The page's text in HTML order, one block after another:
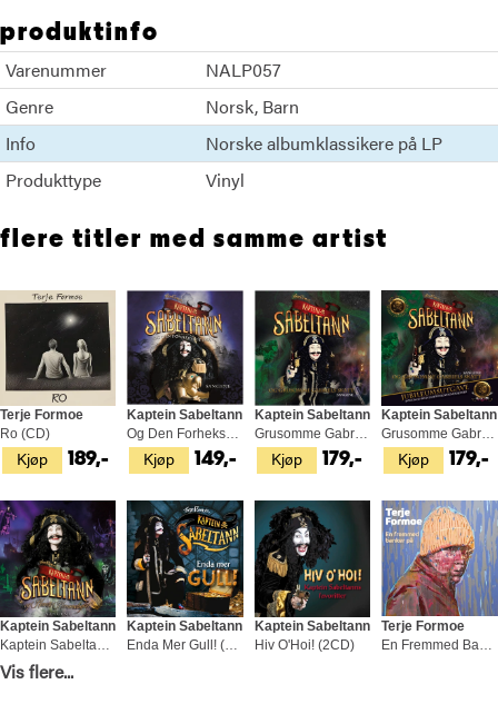
Stykket og musikken derfra er sannsynligvis den største suksessen i
norsk musikkteaters historie. Plata solgte hele 250 000 eksemplarer i
sin tid, men har aldri vært ute i sin originale form siden den gang.
Plata er produsert av Alf Emil Eik og blir remastret for anledningen.
LP4: 399,- svart vinyl, dobbelcover 5 mm rygg, standard cover
med/uten trykk på innerposene.
Meld deg inn i prosjektets Facebook-gruppe her for oppdateringer.
produktinfo
Varenummer
NALP057
Genre
Norsk Barn
Info
Norske albumklassikere på LP
Produkttype
Vinyl
flere titler med samme artist
Kjøp
Terje Formoe
Ro (CD)
189,- Kjøp
Kaptein Sabeltann
Og Den Forheksede Øya (CD)
149,- Kjøp
Kaptein Sabeltann
Grusomme Gabriels Skatt - Sangene (CD)
179,- Kjøp
Kaptein Sabeltann
Grusomme Gabriels Skatt… (CD)
179,-
Kjøp
Kaptein Sabeltann
179,-
Kaptein Sabeltann
Kaptein Sabeltann
Hiv O'Hoi! (2CD)
Terje Formoe
Vis flere...